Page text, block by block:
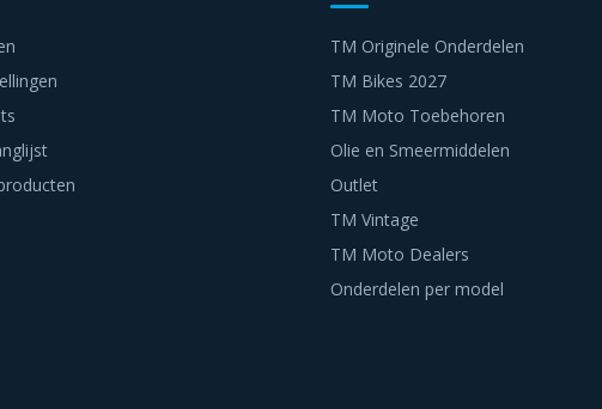
TM Originele Onderdelen
TM Bikes 2027
TM Moto Toebehoren
Olie en Smeermiddelen
Outlet
TM Vintage
TM Moto Dealers
Onderdelen per model